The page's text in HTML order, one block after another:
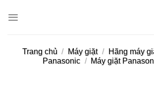
Trang chủ / Máy giặt / Hãng máy
Panasonic / Máy giặt